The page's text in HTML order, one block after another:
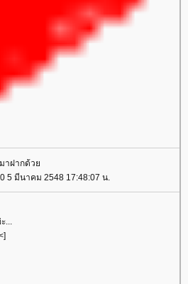
มาฝากด้ว
5 มีนาคม 2548 17:48:07 น.
...